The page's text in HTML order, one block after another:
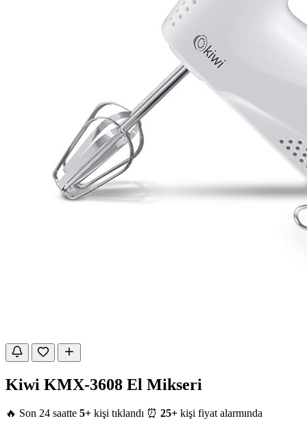
Kiwi KMX-3608 El Mikseri
🔥 Son 24 saatte 5+ kişi tıklandı ⏰ 25+ kişi fiyat alarmında